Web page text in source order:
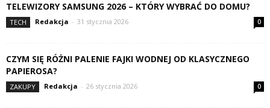
TELEWIZORY SAMSUNG 2026 – KTÓRY WYBRAĆ DO DOMU?
TECH Redakcja - 31 stycznia 2026 0
CZYM SIĘ RÓŻNI PALENIE FAJKI WODNEJ OD KLASYCZNEGO
PAPIEROSA?
ZAKUPY Redakcja - 26 stycznia 2026 0